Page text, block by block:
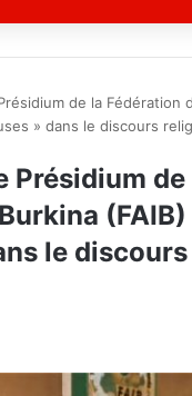
de la Fédération
» dans le discours
Présidium
le